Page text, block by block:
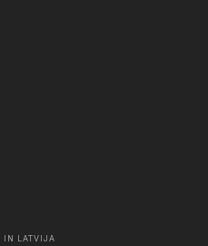
IN LATVIJA